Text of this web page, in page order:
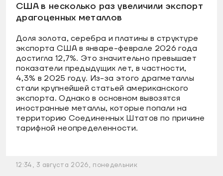
США в несколько раз увеличили экспорт
драгоценных металлов
Доля золота, серебра и платины в структуре
экспорта США в январе-феврале 2026 года
достигла 12,7%. Это значительно превышает
показатели предыдущих лет, в частности,
4,3% в 2025 году. Из-за этого драгметаллы
стали крупнейшей статьей американского
экспорта. Однако в основном вывозятся
иностранные металлы, которые попали на
территорию Соединенных Штатов по причине
тарифной неопределенности.
12:34, 3 августа 2026, понедельник